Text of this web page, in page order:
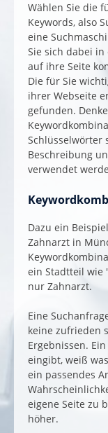
Wählen Sie die
Keywords, also
eine
Sie sich dabei
auf ihre Seite
Die für Sie
ihrer Webseite
gefunden.
Schlüsselwörter
Beschreibung
verwendet
Dazu ein
Zahnarzt in
ein Stadtteil wie
nur Zahnarzt.
Eine
keine zufrieden
Ergebnissen.
eingibt, weiß
ein passendes
eigene Seite zu
höher.